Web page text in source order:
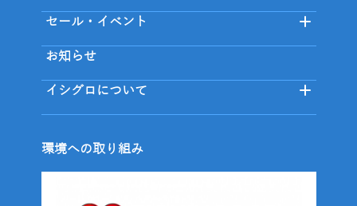
セール・イベント
お知らせ
イシグロについて
環境への取り組み